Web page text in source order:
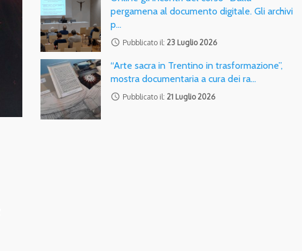
pergamena al documento digitale. Gli archivi
p…
access_time Pubblicato il: 23 Luglio 2026
“Arte sacra in Trentino in trasformazione”,
mostra documentaria a cura dei ra…
access_time Pubblicato il: 21 Luglio 2026